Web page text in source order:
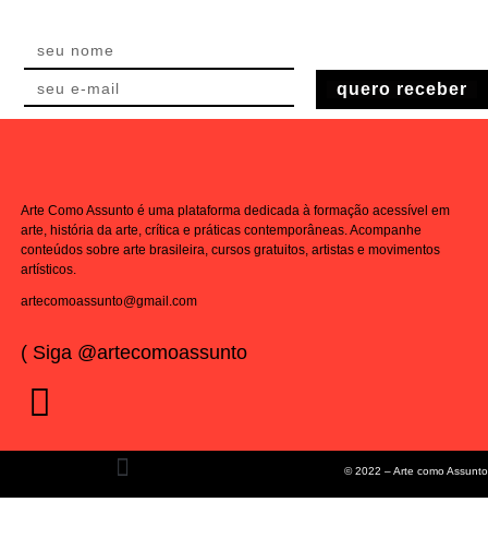
quero receber
Arte Como Assunto é uma plataforma dedicada à formação acessível em
arte, história da arte, crítica e práticas contemporâneas. Acompanhe
conteúdos sobre arte brasileira, cursos gratuitos, artistas e movimentos
artísticos.
artecomoassunto@gmail.com
( Siga @artecomoassunto
© 2022 – Arte como Assunto